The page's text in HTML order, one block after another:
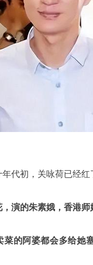
代初，关咏荷已经红
演的朱素娥，香港师
菜的阿婆都会多给她